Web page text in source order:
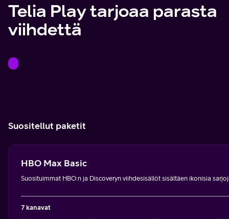
Telia Play tarjoaa parasta
viihdettä
Suositellut paketit
HBO Max Basic
Suosituimmat HBO:n ja Discoveryn viihdesisällöt sisältäen ikonisia
7 kanavat